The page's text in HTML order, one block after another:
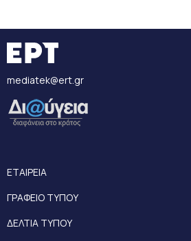
mediatek@ert.gr
ΕΤΑΙΡΕΙΑ
ΓΡΑΦΕΙΟ ΤΥΠΟΥ
ΔΕΛΤΙΑ ΤΥΠΟΥ